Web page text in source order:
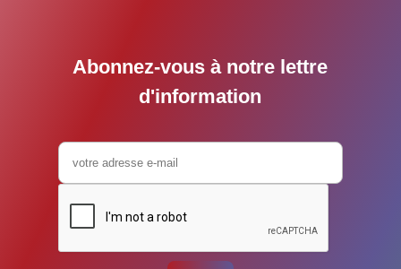
Abonnez-vous à notre lettre
d'information